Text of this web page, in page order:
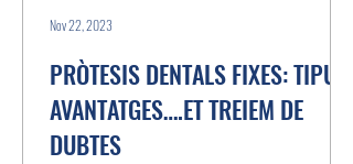
PRÒTESIS DENTALS FIXES: TIPUS,
AVANTATGES….ET TREIEM DE
DUBTES
Nov 22, 2023